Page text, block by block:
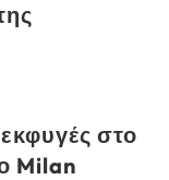
στο
Milan